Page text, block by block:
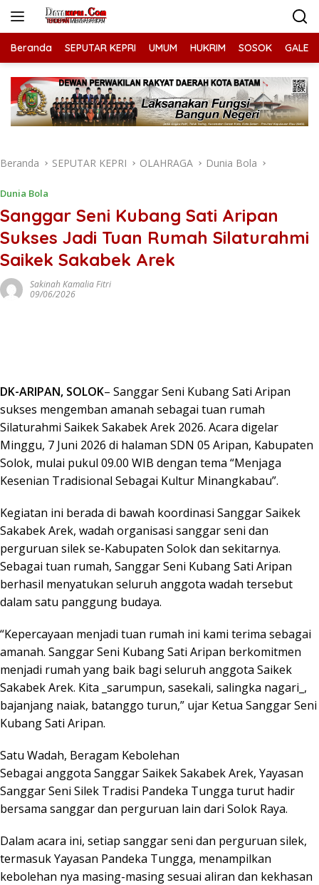
Beranda SEPUTAR KEPRI UMUM HUKRIM SOSOK
Beranda SEPUTAR KEPRI OLAHRAGA Dunia Bola
Dunia Bola
Sanggar Seni Kubang Sati Aripan
Sukses Jadi Tuan Rumah Silaturahmi
Saikek Sakabek Arek
Sakinah Kamalia Fitri
09/06/2026
DK-ARIPAN, SOLOK– Sanggar Seni Kubang Sati Aripan
sukses mengemban amanah sebagai tuan rumah
Silaturahmi Saikek Sakabek Arek 2026. Acara digelar
Minggu, 7 Juni 2026 di halaman SDN 05 Aripan, Kabupaten
Solok, mulai pukul 09.00 WIB dengan tema “Menjaga
Kesenian Tradisional Sebagai Kultur Minangkabau”.
Kegiatan ini berada di bawah koordinasi Sanggar Saikek
Sakabek Arek, wadah organisasi sanggar seni dan
perguruan silek se-Kabupaten Solok dan sekitarnya.
Sebagai tuan rumah, Sanggar Seni Kubang Sati Aripan
berhasil menyatukan seluruh anggota wadah tersebut
dalam satu panggung budaya.
“Kepercayaan menjadi tuan rumah ini kami terima sebagai
amanah. Sanggar Seni Kubang Sati Aripan berkomitmen
menjadi rumah yang baik bagi seluruh anggota Saikek
Sakabek Arek. Kita _sarumpun, sasekali, salingka nagari_,
bajanjang naiak, batanggo turun,” ujar Ketua Sanggar Seni
Kubang Sati Aripan.
Satu Wadah, Beragam Kebolehan
Sebagai anggota Sanggar Saikek Sakabek Arek, Yayasan
Sanggar Seni Silek Tradisi Pandeka Tungga turut hadir
bersama sanggar dan perguruan lain dari Solok Raya.
Dalam acara ini, setiap sanggar seni dan perguruan silek,
termasuk Yayasan Pandeka Tungga, menampilkan
kebolehan nya masing-masing sesuai aliran dan kekhasan